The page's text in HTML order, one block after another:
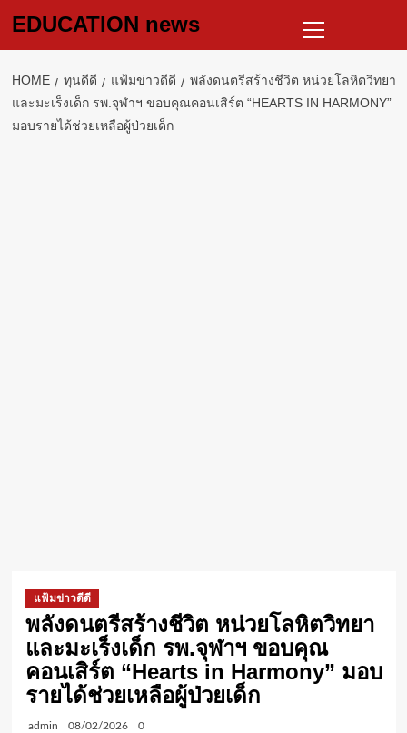
EDUCATION news
Menu
HOME ทุนดีดี แฟ้มข่าวดีดี
พลังดนตรีสร้างชีวิต หน่วยโลหิตวิทยา
และมะเร็งเด็ก รพ.จุฬาฯ ขอบคุณคอนเสิร์ต “HEARTS IN HARMONY”
มอบรายได้ช่วยเหลือผู้ป่วยเด็ก
แฟ้มข่าวดีดี
พลังดนตรีสร้างชีวิต หน่วยโลหิตวิทยา
และมะเร็งเด็ก รพ.จุฬาฯ ขอบคุณ
คอนเสิร์ต “Hearts in Harmony” มอบ
รายได้ช่วยเหลือผู้ป่วยเด็ก
admin 08/02/2026 0